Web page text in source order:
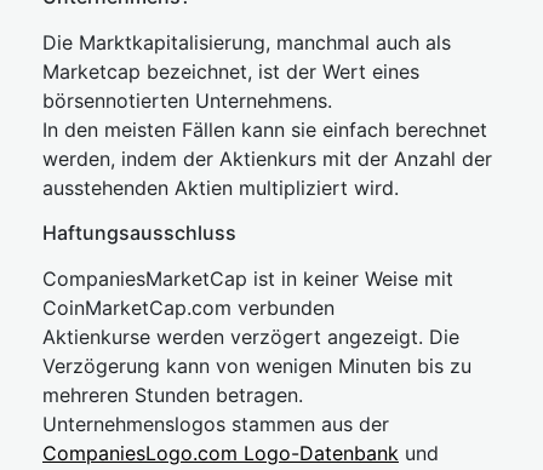
Die Marktkapitalisierung, manchmal auch als
Marketcap bezeichnet, ist der Wert eines
börsennotierten Unternehmens.
In den meisten Fällen kann sie einfach berechnet
werden, indem der Aktienkurs mit der Anzahl der
ausstehenden Aktien multipliziert wird.
Haftungsausschluss
CompaniesMarketCap ist in keiner Weise mit
CoinMarketCap.com verbunden
Aktienkurse werden verzögert angezeigt. Die
Verzögerung kann von wenigen Minuten bis zu
mehreren Stunden betragen.
Unternehmenslogos stammen aus der
CompaniesLogo.com Logo-Datenbank und